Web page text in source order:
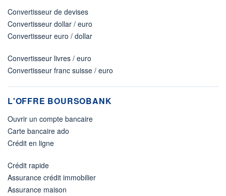
Convertisseur de devises
Convertisseur dollar / euro
Convertisseur euro / dollar
Convertisseur livres / euro
Convertisseur franc suisse / euro
L'OFFRE BOURSOBANK
Ouvrir un compte bancaire
Carte bancaire ado
Crédit en ligne
Crédit rapide
Assurance crédit immobilier
Assurance maison